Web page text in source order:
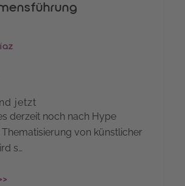
jetzt
derzeit noch nach Hype
Thematisierung von künstlicher
s…